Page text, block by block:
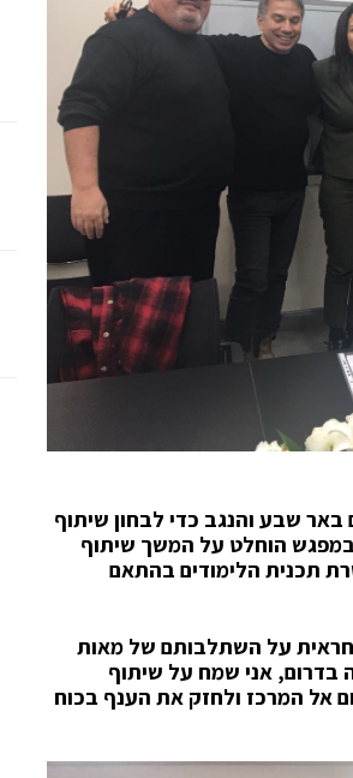
שבע והנגב כדי לבחון שיתוף
במפגש הוחלט על המשך שיתוף
תכנית הלימודים בהתאם
אחראית על השתלבותם של מאות
בדרום, אני שמח על שיתוף
אל המרכז ולחזק את הענף בכוח